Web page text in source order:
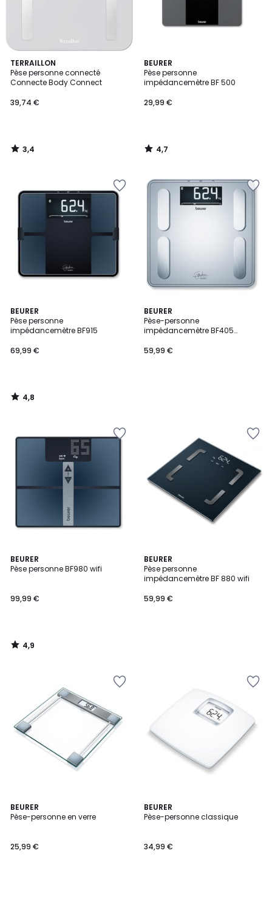
TERRAILLON
Pèse personne connecté
Connecte Body Connect
39,74 €
3,4
/ 5
3,4
/
BEURER
Pèse personne
impédancemètre BF 500
29,99 €
4,7
/ 5
4,7
/
BEURER
Pèse personne
impédancemètre BF915
69,99 €
4,8
/ 5
4,8
/
BEURER
Pèse-personne
impédancemètre BF405
59,99 €
BEURER
Pèse personne BF980 wifi
99,99 €
4,9
/ 5
4,9
/
BEURER
Pèse personne
impédancemètre BF 880 wifi
59,99 €
BEURER
Pèse-personne en verre
25,99 €
BEURER
Pèse-personne classique
34,99 €